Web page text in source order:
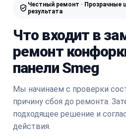
Честный ремонт · Прозрачные
результата
Что входит в
ремонт
панели Smeg
Мы начинаем с проверки
причину сбоя до ремонта.
подходящее решение и
действия.